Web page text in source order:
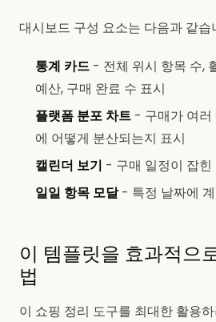
대시보드 구성 요소는 다음과 같습
통계 카드 - 전체 위시 항목 수,
예산, 구매 완료 수 표시
플랫폼 분포 차트 - 구매가 여러
에 어떻게 분산되는지 표시
캘린더 보기 - 구매 일정이 잡힌
일일 항목 모달- 특정 날짜에
이 템플릿을 효과적으
법
이 쇼핑 정리 도구를 최대한 활용